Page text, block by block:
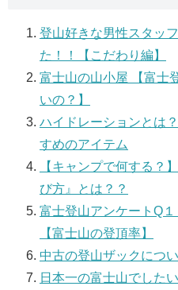
登山好きな男性スタッ
た！！【こだわり編】
富士山の山小屋 【富士
いの？】
ハイドレーションとは
すめのアイテム
【キャンプで何する？
び方』とは？？
富士登山アンケートQ
【富士山の登頂率】
中古の登山ザックにつ
日本一の富士山でした